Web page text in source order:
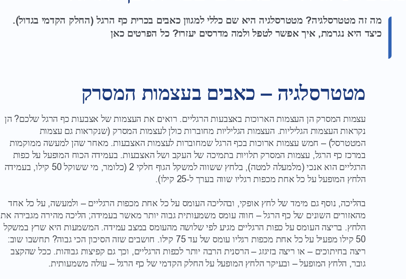
מה זה מטטרסלגיה? מטטרסלגיה היא שם כללי למגוון כאבים בכרית כף הרגל (החלק הקדמי בגדול).
כיצד היא נגרמת, איך אפשר לטפל ולמה מדרסים יעזרו? כל הפרטים כאן
מטטרסלגיה – כאבים בעצמות המסרק
עצמות המסרק הן העצמות הארוכות באצבעות הרגליים. רואים את העצמות של אצבעות כף הרגל שלכם? הן
נקראות העצמות הגליליות. העצמות הגליליות מחוברות כולן לעצמות המסרק (שנקראות גם עצמות
המטטרסל) – חמש עצמות ארוכות בכף הרגל שמחוברות לעצמות האצבעות. מאחר שהן למעשה ממוקמות
במרכז כף הרגל, עצמות המסרק תלויות בתמיכה של העקב ושל האצבעות. בעמידה הכוח המופעל על כפות
הרגליים הוא אנכי (מלמעלה למטה), בלחץ ששווה למשקל הגוף חלקי 2 (כלומר, מי ששוקל 50 קילו, בעמידה
הלחץ המופעל על כל אחת מכפות רגליו שווה בערך ל-25 קילו).
בהליכה, נוסף גם מימד של לחץ אופקי, ובהליכה העומס על כל אחת מכפות הרגליים – ולמעשה, על כל אחד
מהאזורים השונים של כף הרגל – חווה עומס משמעותית גבוה יותר מאשר בעמידה; הליכה מהירה מגבירה את
הלחץ. בריצה העומס על כפות הרגליים מגיע לפי שלושה מהעומס במצב עמידה. המשמעות היא שרץ במשקל
50 קילו מפעיל על כל אחת מכפות רגליו עומס של עד 75 קילו. חושבים שזה הסיכון הכי גבוה? תחשבו שוב:
ריצה בחיתוכים – או ריצה בזיגזג – הרסנית הרבה יותר לכפות הרגליים, וכך גם קפיצות גבוהות. ככל שהקצב
גובר, הלחץ המופעל – ובעיקר הלחץ המופעל על החלק הקדמי של כף הרגל – עולה משמעותית.